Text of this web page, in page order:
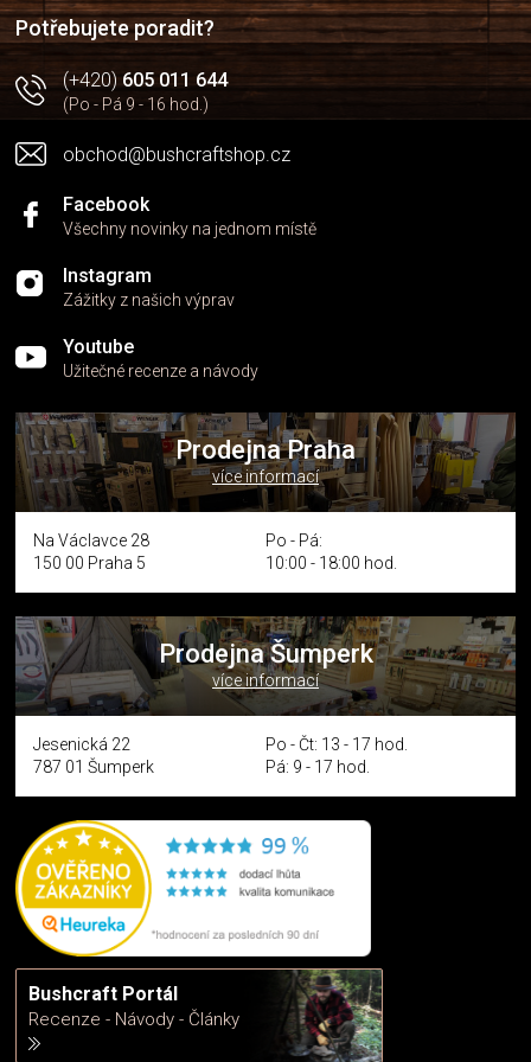
í
Potřebujete poradit?
(+420)605 011 644
(Po - Pá 9 - 16 hod.)
obchod@bushcraftshop.cz
Facebook
Všechny novinky na jednom místě
Instagram
Zážitky z našich výprav
Youtube
Užitečné recenze a návody
Prodejna Praha
více informací
Na Václavce 28
150 00 Praha 5
Po - Pá:
10:00 - 18:00 hod.
Prodejna Šumperk
více informací
Jesenická 22
787 01 Šumperk
Po - Čt: 13 - 17 hod.
Pá: 9 - 17 hod.
Bushcraft Portál
Recenze - Návody - Články